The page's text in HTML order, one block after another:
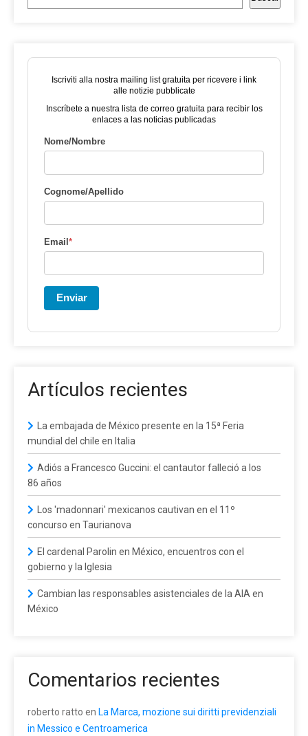
Iscriviti alla nostra mailing list gratuita per ricevere i link
alle notizie pubblicate
Inscríbete a nuestra lista de correo gratuita para recibir los
enlaces a las noticias publicadas
Nome/Nombre
Cognome/Apellido
Email*
Enviar
Artículos recientes
La embajada de México presente en la 15ª Feria
mundial del chile en Italia
Adiós a Francesco Guccini: el cantautor falleció a los
86 años
Los 'madonnari' mexicanos cautivan en el 11º
concurso en Taurianova
El cardenal Parolin en México, encuentros con el
gobierno y la Iglesia
Cambian las responsables asistenciales de la AIA en
México
Comentarios recientes
roberto ratto en La Marca, mozione sui diritti previdenziali
in Messico e Centroamerica